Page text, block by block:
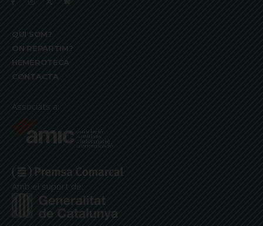
QUI SOM?
ON REPARTIM?
HEMEROTECA
CONTACTA
Associats a:
Amb el suport de: